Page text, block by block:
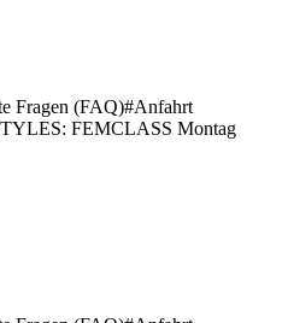
Fragen (FAQ)#Anfahrt
FEMCLASS Montag